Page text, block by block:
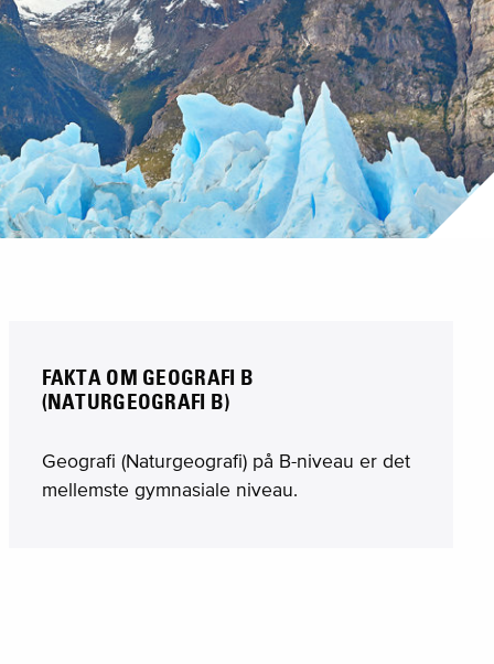
FAKTA OM GEOGRAFI B
(NATURGEOGRAFI B)
Geografi (Naturgeografi) på B-niveau er det
mellemste gymnasiale niveau.